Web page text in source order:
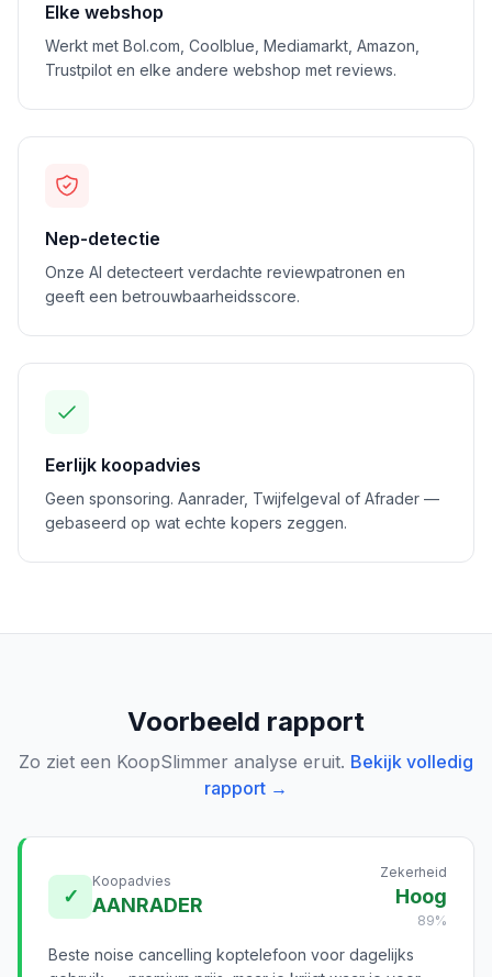
Elke webshop
Werkt met Bol.com, Coolblue, Mediamarkt, Amazon,
Trustpilot en elke andere webshop met reviews.
Nep-detectie
Onze AI detecteert verdachte reviewpatronen en
geeft een betrouwbaarheidsscore.
Eerlijk koopadvies
Geen sponsoring. Aanrader, Twijfelgeval of Afrader —
gebaseerd op wat echte kopers zeggen.
Voorbeeld rapport
Zo ziet een KoopSlimmer analyse eruit. Bekijk volledig
rapport →
✓
Koopadvies
AANRADER
Zekerheid
Hoog
89%
Beste noise cancelling koptelefoon voor dagelijks